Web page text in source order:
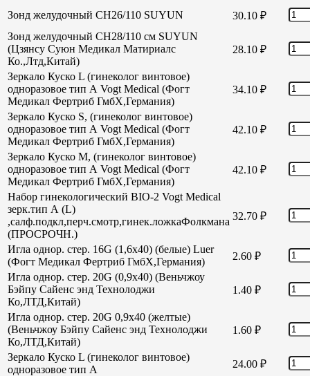
Зонд желудочный СН26/110 SUYUN 30.10 ₽
Зонд желудочный СН28/110 см SUYUN
(Цзянсу Суюн Медикал Матириалс
Ко.,Лтд,Китай)
28.10 ₽
Зеркало Куско L (гинеколог винтовое)
одноразовое тип А Vogt Medical (Фогт
Медикал Фертриб ГмбХ,Германия)
34.10 ₽
Зеркало Куско S, (гинеколог винтовое)
одноразовое тип А Vogt Medical (Фогт
Медикал Фертриб ГмбХ,Германия)
42.10 ₽
Зеркало Куско М, (гинеколог винтовое)
одноразовое тип А Vogt Medical (Фогт
Медикал Фертриб ГмбХ,Германия)
42.10 ₽
Набор гинекологический BIO-2 Vogt Medical
зерк.тип А (L)
,салф.подкл,перч.смотр,гинек.ложкаФолкмана
(ПРОСРОЧН.)
32.70 ₽
Игла однор. стер. 16G (1,6х40) (белые) Luer
(Фогт Медикал Фертриб ГмбХ,Германия)
2.60 ₽
Игла однор. стер. 20G (0,9х40) (Веньчжоу
Бэйпу Сайенс энд Технолоджи
Ко,ЛТД,Китай)
1.40 ₽
Игла однор. стер. 20G 0,9х40 (желтые)
(Веньчжоу Бэйпу Сайенс энд Технолоджи
Ко,ЛТД,Китай)
1.60 ₽
Зеркало Куско L (гинеколог винтовое)
одноразовое тип А
24.00 ₽